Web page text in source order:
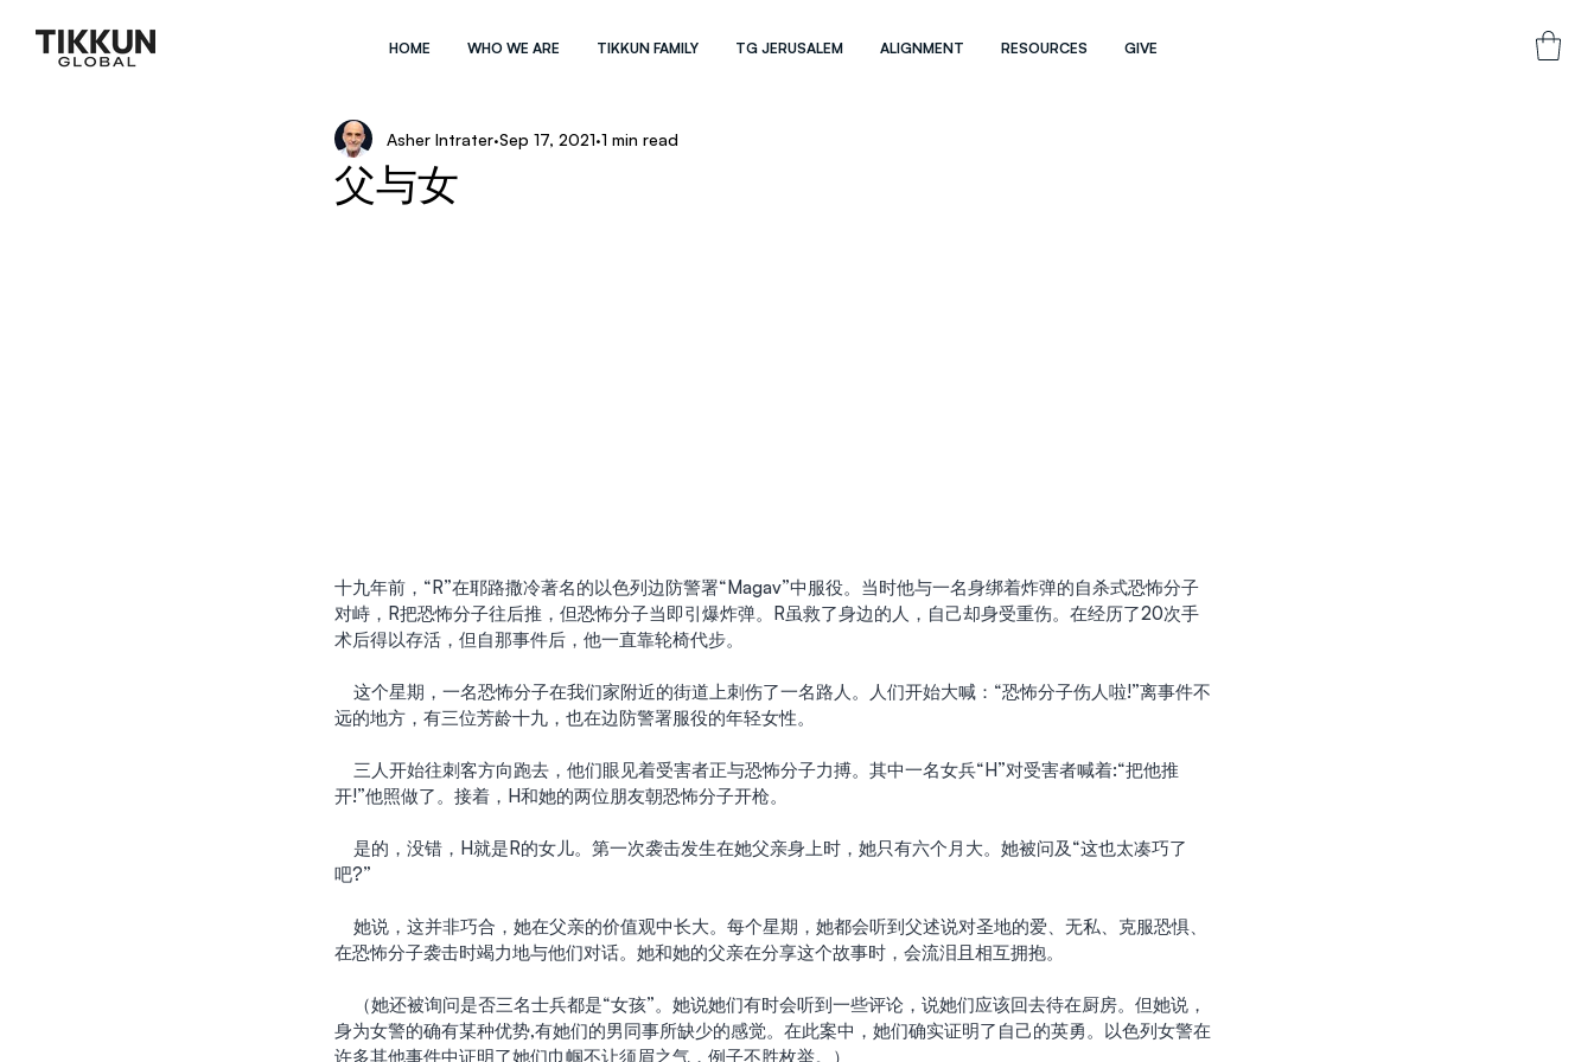
HOME WHO WE ARE TIKKUN FAMILY TG JERUSALEM ALIGNMENT RESOURCES GIVE
父与女
Asher Intrater Sep 17, 2021 1 min read
十九年前，“R”在耶路撒冷著名的以色列边防警署“Magav”中服役。当时他与一名身绑着炸弹的自杀式恐怖分子
对峙，R把恐怖分子往后推，但恐怖分子当即引爆炸弹。R虽救了身边的人，自己却身受重伤。在经历了20次手
术后得以存活，但自那事件后，他一直靠轮椅代步。
远的地方，有三位芳龄十九，也在边防警署服役的年轻女性。
开!”他照做了。接着，H和她的两位朋友朝恐怖分子开枪。
吧?”
在恐怖分子袭击时竭力地与他们对话。她和她的父亲在分享这个故事时，会流泪且相互拥抱。
身为女警的确有某种优势,有她们的男同事所缺少的感觉。在此案中，她们确实证明了自己的英勇。以色列女警在
许多其他事件中证明了她们巾帼不让须眉之气，例子不胜枚举。）